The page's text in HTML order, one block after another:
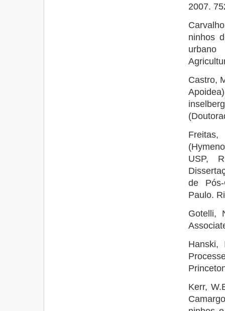
2007.
ninhos
Castro,
Freitas,
USP,
de
Paulo.
Gotelli,
Hanski,
Kerr,